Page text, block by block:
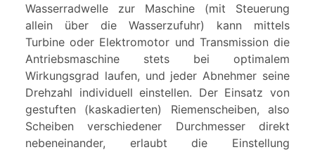
Wasserradwelle zur Maschine (mit Steuerung
allein über die Wasserzufuhr) kann mittels
Turbine oder Elektromotor und Transmission die
Antriebsmaschine stets bei optimalem
Wirkungsgrad laufen, und jeder Abnehmer seine
Drehzahl individuell einstellen. Der Einsatz von
gestuften (kaskadierten) Riemenscheiben, also
Scheiben verschiedener Durchmesser direkt
nebeneinander, erlaubt die Einstellung